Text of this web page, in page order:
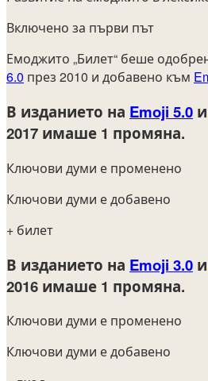
Включено за първи път
Емоджито „Билет“ беше
6.0 през 2010 и добавено към
В изданието на Emoji 5.0 и
2017 имаше 1 промяна.
Ключови думи е променено
Ключови думи е добавено
+ билет
В изданието на Emoji 3.0 и
2016 имаше 1 промяна.
Ключови думи е променено
Ключови думи е добавено